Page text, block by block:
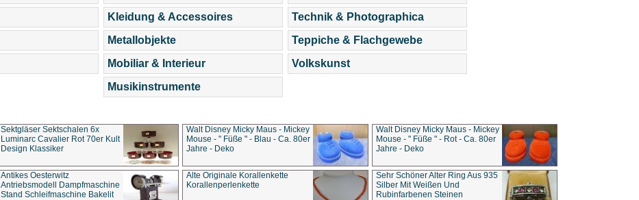
Kleidung & Accessoires
Metallobjekte
Mobiliar & Interieur
Musikinstrumente
Technik & Photographica
Teppiche & Flachgewebe
Volkskunst
Sektgläser Sektschalen 6x
Luminarc Cavalier Rot 70er Kult
Design Klassiker
Walt Disney Micky Maus - Mickey
Mouse - " Füße " - Blau - Ca. 80er
Jahre - Deko
Walt Disney Micky Maus - Mickey
Mouse - " Füße " - Rot - Ca. 80er
Jahre - Deko
Antikes Oesterwitz
Antriebsmodell Dampfmaschine
Stand Schleifmaschine Bakelit
Alte Originale Korallenkette
Korallenperlenkette
Sehr Schöner Alter Ring Aus 935
Silber Mit Weißen Und
Rubinfarbenen Steinen